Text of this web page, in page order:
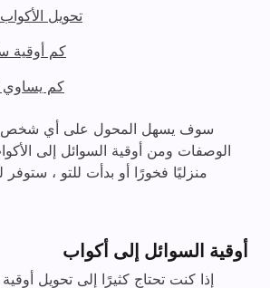
تحويل
كم أوقية
كم يساوي 6 أوقية للكوب؟
سوف يسهل المحول على أي شخص
الوصفات ومن أوقية السوائل إلى
منزليًا فخورًا أو بدأت للتو ، ستوفر
أوقية السوائل إلى أكواب
إذا كنت تحتاج كثيرًا إلى تحويل